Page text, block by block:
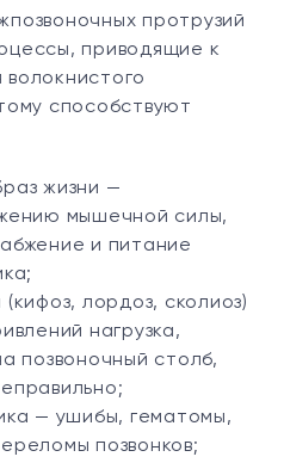
протрузий
приводящие к
способствуют
жизни —
мышечной силы,
и питание
лордоз, сколиоз)
нагрузка,
позвоночный столб,
— ушибы, гематомы,
позвонков;